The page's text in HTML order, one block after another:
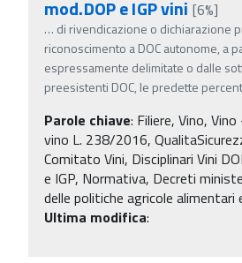
mod.DOP e IGP vini [6%]
… di rivendicazione o dichiarazione
riconoscimento a DOC autonome, a
espressamente delimitate o dalle
preesistenti DOC, le predette
Parole chiave: Filiere, Vino,
vino L. 238/2016,
Comitato Vini, Disciplinari Vini
e IGP, Normativa, Decreti
delle politiche agricole
Ultima modifica: